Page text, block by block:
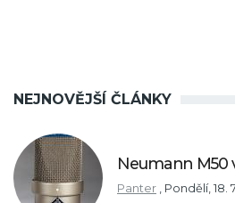
NEJNOVĚJŠÍ ČLÁNKY
Neumann M50
Panter Pondělí, 18.